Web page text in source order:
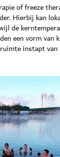
of freeze
Hierbij kan
de
een vorm van
instapt